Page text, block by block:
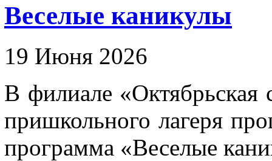
Веселые каникулы
19 Июня 2026
В филиале «Октябрьская
пришкольного лагеря
программа «Веселые